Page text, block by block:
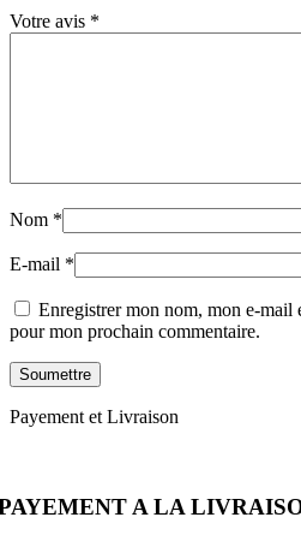
Votre avis *
Nom *
E-mail *
Enregistrer mon nom, mon e-mail
pour mon prochain commentaire.
Payement et Livraison
A LA